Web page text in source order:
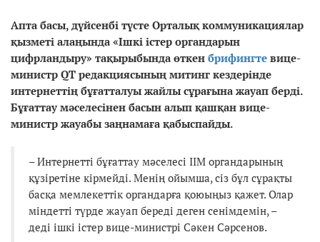
Апта басы, дүйсенбі түсте Орталық коммуникациялар
қызметі алаңында «Ішкі істер органдарын
цифрландыру» тақырыбында өткен брифингте вице-
министр QT редакциясының митинг кездерінде
интернеттің бұғатталуы жайлы сұрағына жауап берді.
Бұғаттау мәселесінен басын алып қашқан вице-
министр жауабы заңнамаға қабыспайды.
– Интернетті бұғаттау мәселесі ІІМ органдарының
құзіретіне кірмейді. Менің ойымша, сіз бұл сұрақты
басқа мемлекеттік органдарға қоюыңыз қажет. Олар
міндетті түрде жауап береді деген сенімдемін, –
деді ішкі істер вице-министрі Сәкен Сәрсенов.